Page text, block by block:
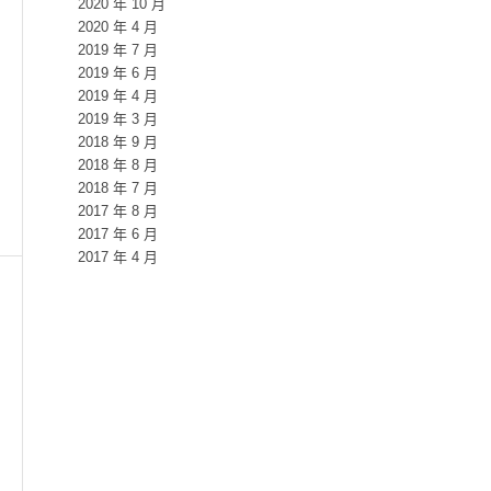
2020 年 10 月
2020 年 4 月
2019 年 7 月
2019 年 6 月
2019 年 4 月
2019 年 3 月
2018 年 9 月
2018 年 8 月
2018 年 7 月
2017 年 8 月
2017 年 6 月
2017 年 4 月